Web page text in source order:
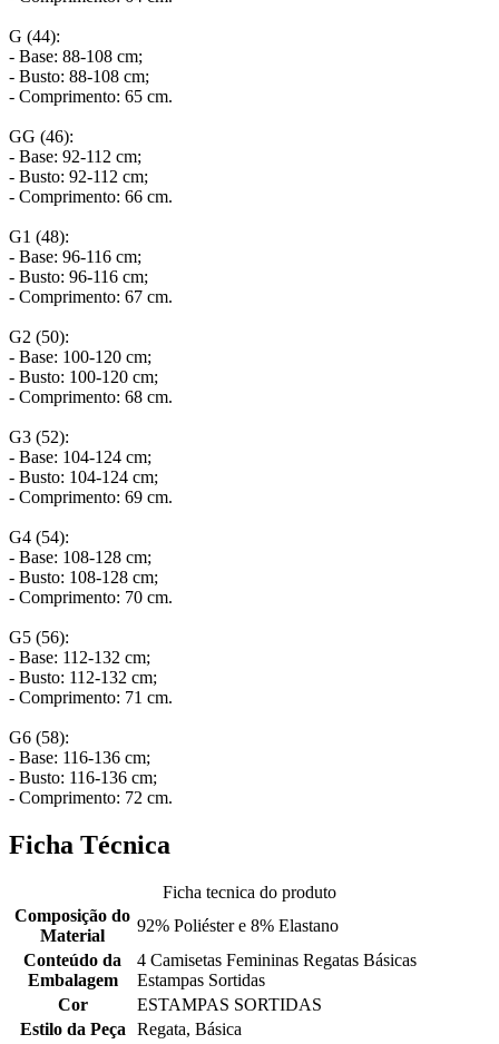
G (44):
- Base: 88-108 cm;
- Busto: 88-108 cm;
- Comprimento: 65 cm.
GG (46):
- Base: 92-112 cm;
- Busto: 92-112 cm;
- Comprimento: 66 cm.
G1 (48):
- Base: 96-116 cm;
- Busto: 96-116 cm;
- Comprimento: 67 cm.
G2 (50):
- Base: 100-120 cm;
- Busto: 100-120 cm;
- Comprimento: 68 cm.
G3 (52):
- Base: 104-124 cm;
- Busto: 104-124 cm;
- Comprimento: 69 cm.
G4 (54):
- Base: 108-128 cm;
- Busto: 108-128 cm;
- Comprimento: 70 cm.
G5 (56):
- Base: 112-132 cm;
- Busto: 112-132 cm;
- Comprimento: 71 cm.
G6 (58):
- Base: 116-136 cm;
- Busto: 116-136 cm;
- Comprimento: 72 cm.
Ficha Técnica
Ficha tecnica do produto
Composição do
Material
92% Poliéster e 8% Elastano
Conteúdo da
Embalagem
4 Camisetas Femininas Regatas Básicas
Estampas Sortidas
Cor
ESTAMPAS SORTIDAS
Estilo da Peça
Regata, Básica